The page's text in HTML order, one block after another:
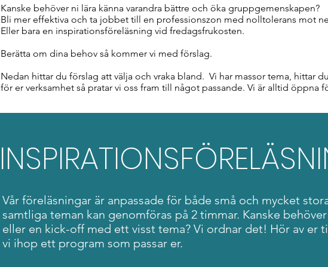
Kanske behöver ni lära känna varandra bättre och öka gruppgemenskapen?
Bli mer effektiva och ta jobbet till en professionszon med nolltolerans mot
Eller bara en inspirationsföreläsning vid fredagsfrukosten.
Berätta om dina behov så kommer vi med förslag.
Nedan hittar du förslag att välja och vraka bland. Vi har massor tema, hittar
för er verksamhet så pratar vi oss fram till något passande. Vi är alltid öppna
Vår föreläsningar är anpassade för både små och mycket
samtliga teman kan genomföras på 2 timmar. Kanske
eller en kick-off med ett visst tema? Vi ordnar det! Hör av er
vi ihop ett program som passar er.